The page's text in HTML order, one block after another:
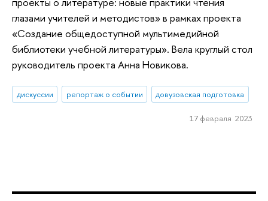
глазами учителей и методистов» в рамках проекта
«Создание общедоступной мультимедийной
библиотеки учебной литературы». Вела круглый стол
руководитель проекта Анна Новикова.
дискуссии репортаж о событии довузовская подготовка
17 февраля 2023